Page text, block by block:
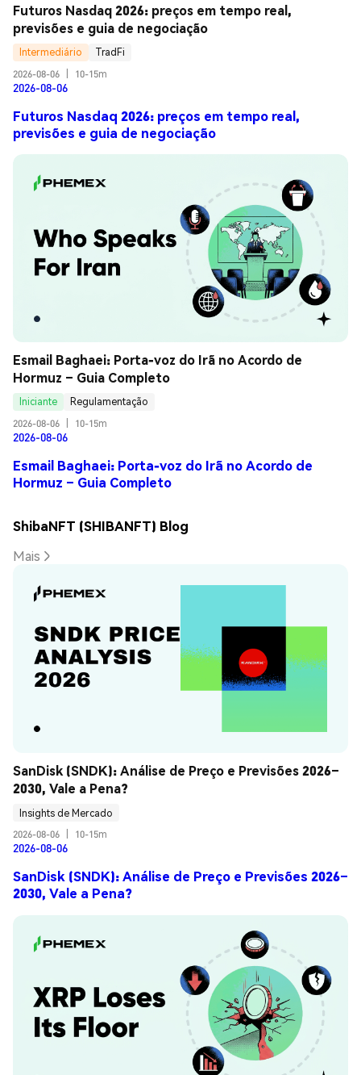
Futuros Nasdaq 2026: preços em tempo real,
previsões e guia de negociação
Intermediário
TradFi
2026-08-06
10-15m
2026-08-06
Futuros Nasdaq 2026: preços em tempo real,
previsões e guia de negociação
Esmail Baghaei: Porta-voz do Irã no Acordo de
Hormuz – Guia Completo
Iniciante
Regulamentação
2026-08-06
10-15m
2026-08-06
Esmail Baghaei: Porta-voz do Irã no Acordo de
Hormuz – Guia Completo
ShibaNFT (SHIBANFT) Blog
Mais
SanDisk (SNDK): Análise de Preço e Previsões 2026–
2030, Vale a Pena?
Insights de Mercado
2026-08-06
10-15m
2026-08-06
SanDisk (SNDK): Análise de Preço e Previsões 2026–
2030, Vale a Pena?